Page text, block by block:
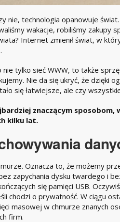
nie, technologia opanowuje
wakacje, robiliśmy zakupy
Internet zmienił świat, w
tylko sieć WWW, to także
Nie da się ukryć, że dzięki
się łatwiejsze, ale czy
znaczącym sposobom,
kilku lat.
Oznacza to, że możemy
zapychania dysku twardego i
się pamięci USB.
chodzi o prywatność. W ciągu
masowej w chmurze znanych
firm.